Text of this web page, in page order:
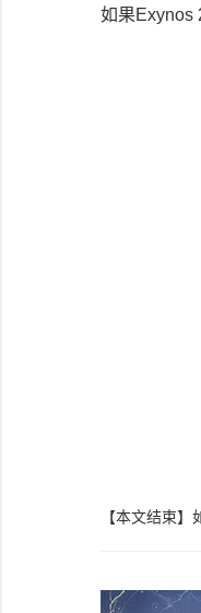
如果Exynos
【本文结束